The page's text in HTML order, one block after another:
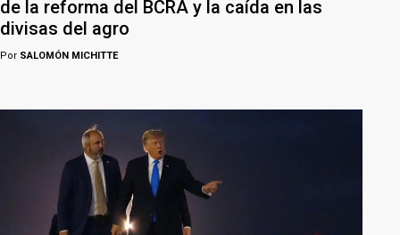
de la reforma del BCRA y la caída en las
divisas del agro
Por SALOMÓN MICHITTE